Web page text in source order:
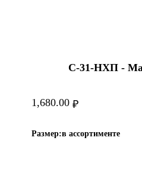
С-31-HХП -
₽
1,680.00
Размер:в ассортименте